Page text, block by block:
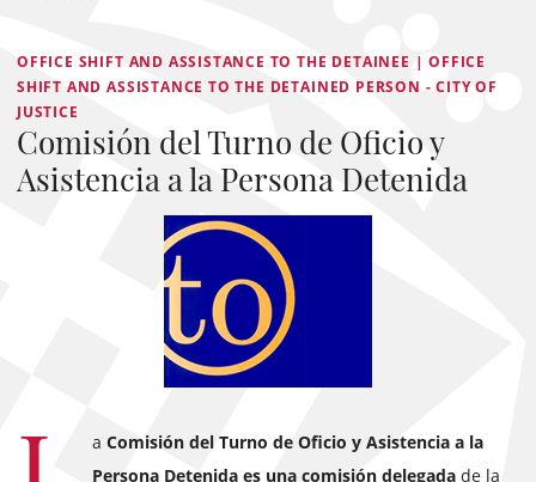
OFFICE SHIFT AND ASSISTANCE TO THE DETAINEE | OFFICE
SHIFT AND ASSISTANCE TO THE DETAINED PERSON - CITY OF
JUSTICE
Comisión del Turno de Oficio y
Asistencia a la Persona Detenida
a Comisión del Turno de Oficio y Asistencia a la
Persona Detenida es una comisión delegada de la